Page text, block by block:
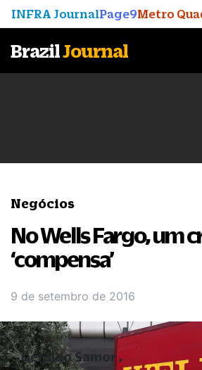
INFRA JournalPage9Metro
BrazilJournal
Negócios
No Wells Fargo, um
‘compensa’
9 de setembro de 2016
Geraldo Samor